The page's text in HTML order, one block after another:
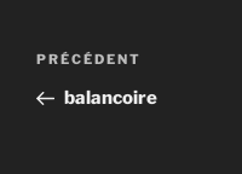
Navigation
l’article
Article
précédent
PRÉCÉDENT
balancoire